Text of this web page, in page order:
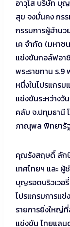
อาวุโส บริษัท บุ
สุข จงมั่นคง กร
กรรมการผู้อำนว
เค จำกัด (มหาช
แข่งขันกอล์ฟอา
พระราชทาน ร.9
หนึ่งในโปรแกร
แข่งขันระหว่าง
คลับ จ.ปทุมธานี
ภาณุพล พิทยารั
คุณรังสฤษดิ์ ลัก
เทศไทยฯ และ ผู้
บุญรอดบริวเวอ
โปรแกรมการแ
รายการยิ่งใหญ่
แข่งขัน ไทยแลน